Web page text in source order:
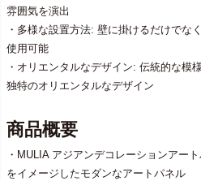
雰囲気を演出
・多様な設置方法: 壁に掛けるだけでな
使用可能
・オリエンタルなデザイン: 伝統的な模
独特のオリエンタルなデザイン
商品概要
・MULIA アジアンデコレーションアー
をイメージしたモダンなアートパネル